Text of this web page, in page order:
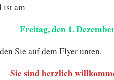
ist am
Freitag, den 1.
Sie auf dem Flyer unten.
Sie sind herzlich